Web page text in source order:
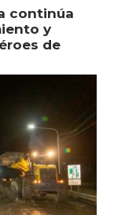
continúa
y
de